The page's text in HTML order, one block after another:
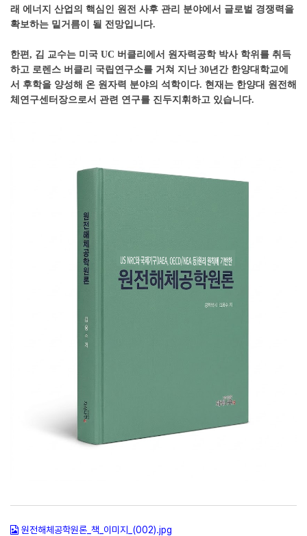
래 에너지 산업의 핵심인 원전 사후 관리 분야에서 글로벌 경쟁력을
확보하는 밑거름이 될 전망입니다.
한편, 김 교수는 미국 UC 버클리에서 원자력공학 박사 학위를 취득
하고 로렌스 버클리 국립연구소를 거쳐 지난 30년간 한양대학교에
서 후학을 양성해 온 원자력 분야의 석학이다. 현재는 한양대 원전해
체연구센터장으로서 관련 연구를 진두지휘하고 있습니다.
원전해체공학원론_책_이미지_(002).jpg